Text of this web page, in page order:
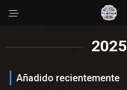
2025
Añadido recientemente